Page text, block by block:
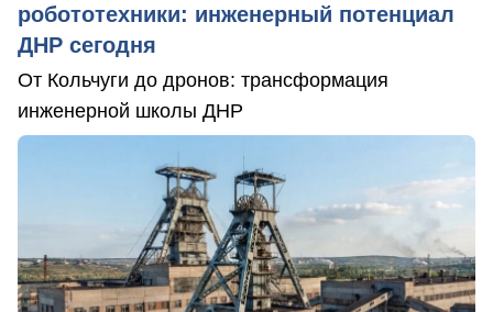
робототехники: инженерный потенциал
ДНР сегодня
От Кольчуги до дронов: трансформация
инженерной школы ДНР